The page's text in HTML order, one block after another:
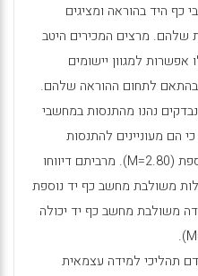
כף היד בהוראה ומציגים
שלהם. מרצים המכירים היטב
למגוון יישומים
לתחום ההוראה שלהם.
נהנו מהתנסות במחשבי
הם מעוניינים להתנסות
(
M=2.80). מרביתם דיווחו
משולבת מחשב כף יד נוספת
משולבת מחשב כף יד יכולה
).
תהליכי למידה עצמאית